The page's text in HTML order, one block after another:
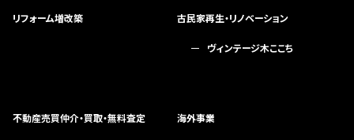
リフォーム増改築 古民家再生・リノベーション
ヴィンテージ木ここち
不動産売買仲介・買取・無料査定 海外事業